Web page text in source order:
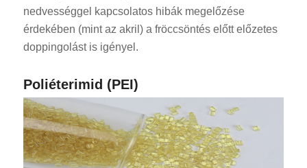
nedvességgel kapcsolatos hibák megelőzése
érdekében (mint az akril) a fröccsöntés előtt előzetes
doppingolást is igényel.
Poliéterimid (PEI)